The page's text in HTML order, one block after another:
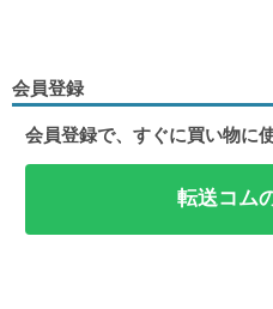
会員登録
会員登録で、すぐに買い物に
転送コム